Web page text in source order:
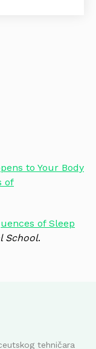
to Your Body
of
of Sleep
School.
tehničara